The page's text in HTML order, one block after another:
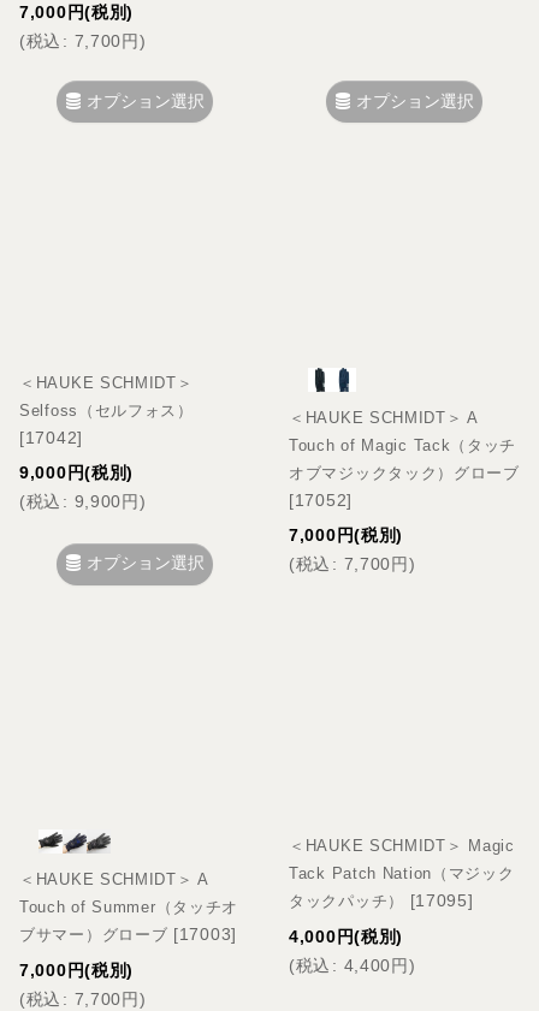
7,000 円(税別)
(税込 : 7,700円)
オプション選択 オプション選択
＜HAUKE SCHMIDT＞
Selfoss（セルフォス）
[17042]
9,000 円(税別)
(税込 : 9,900円)
オプション選択
＜HAUKE SCHMIDT＞ A
Touch of Magic Tack（タッチ
オブマジックタック）グローブ
[17052]
7,000円(税別)
(税込 : 7,700円)
＜HAUKE SCHMIDT＞ A
Touch of Summer（タッチオ
ブサマー）グローブ [17003]
7,000 円(税別)
(税込 : 7,700円)
＜HAUKE SCHMIDT＞ Magic
Tack Patch Nation（マジック
タックパッチ）
[17095]
4,000円(税別)
(税込 : 4,400円)